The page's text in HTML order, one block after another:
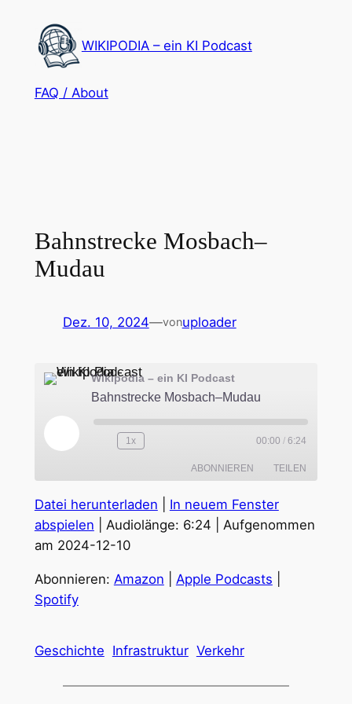
springen
WIKIPODIA – ein KI Podcast
FAQ / About
Bahnstrecke Mosbach–
Mudau
Dez. 10, 2024—vonuploader
Wikipodia – ein KI Podcast
Bahnstrecke Mosbach–Mudau
Play
Episode
1x 00:00 / 6:24
ABONNIEREN TEILEN
Amazon Apple Podcasts
TEILEN
LINK
EMBED
Datei herunterladen
In neuem Fenster
abspielen
Audiolänge: 6:24
Aufgenommen
am 2024-12-10
Abonnieren: Amazon Apple Podcasts
Spotify
Geschichte Infrastruktur Verkehr